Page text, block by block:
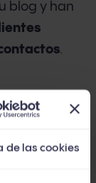
de las cookies
blog y han
.
de
y qué la